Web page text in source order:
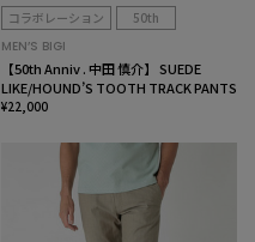
コラボレーション
50th
MEN’S BIGI
【50th Anniv . 中田 慎介】 SUEDE
LIKE/HOUND’S TOOTH TRACK PANTS
¥22,000